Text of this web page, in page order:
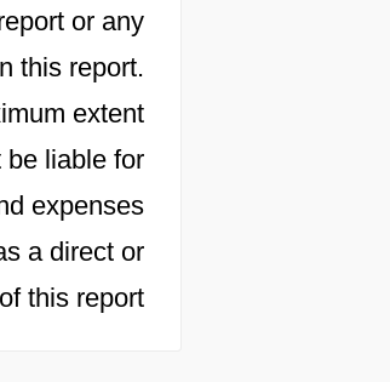
or any
this report.
extent
be liable for
expenses
a direct or
this report.